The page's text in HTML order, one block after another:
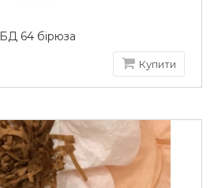
БД 64 бірюза
Купити